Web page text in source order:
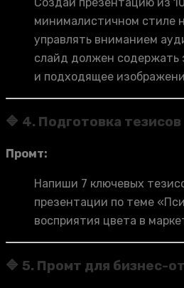
Создай презентацию из
минималистичном стиле
управлять вниманием
слайд должен содержать
и подходящее
🔷 4. Подготовка тезисов
Промт:
Напиши 7 ключевых
презентации по теме
восприятия цвета в
🔷 5. Промт для бизнес-